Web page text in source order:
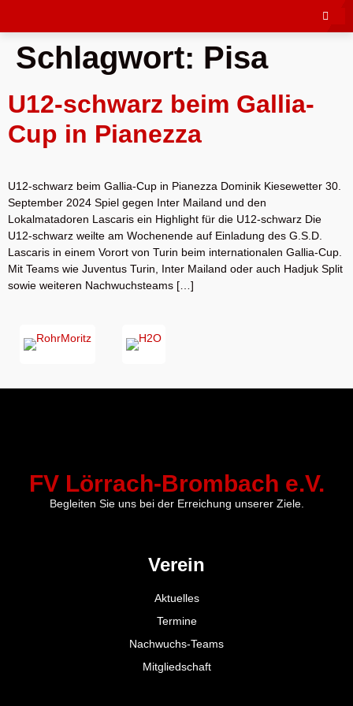
Schlagwort: Pisa
U12-schwarz beim Gallia-
Cup in Pianezza
U12-schwarz beim Gallia-Cup in Pianezza Dominik Kiesewetter 30.
September 2024 Spiel gegen Inter Mailand und den
Lokalmatadoren Lascaris ein Highlight für die U12-schwarz Die
U12-schwarz weilte am Wochenende auf Einladung des G.S.D.
Lascaris in einem Vorort von Turin beim internationalen Gallia-Cup.
Mit Teams wie Juventus Turin, Inter Mailand oder auch Hadjuk Split
sowie weiteren Nachwuchsteams […]
FV Lörrach-Brombach e.V.
Begleiten Sie uns bei der Erreichung unserer Ziele.
Verein
Aktuelles
Termine
Nachwuchs-Teams
Mitgliedschaft